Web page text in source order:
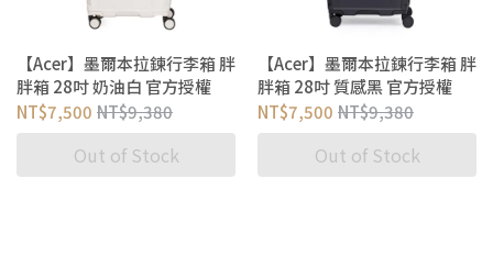
【Acer】墨爾本拉鍊行李箱 胖
胖箱 28吋 奶油白 官方授權
NT$7,500 NT$9,380
Out of Stock
【Acer】墨爾本拉鍊行李箱 胖
胖箱 28吋 質感黑 官方授權
NT$7,500 NT$9,380
Out of Stock